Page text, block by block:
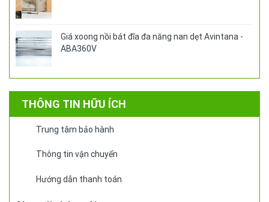
Giá xoong nồi bát đĩa đa năng nan dẹt Avintana -
ABA360V
THÔNG TIN HỮU ÍCH
Trung tâm bảo hành
Thông tin vận chuyển
Hướng dẫn thanh toán